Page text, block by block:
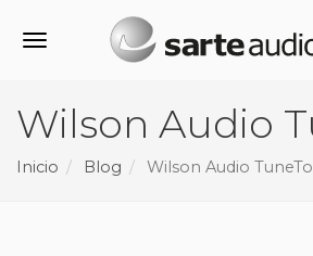
Alternar navegación
Wilson Audio
Inicio Blog Wilson Audio